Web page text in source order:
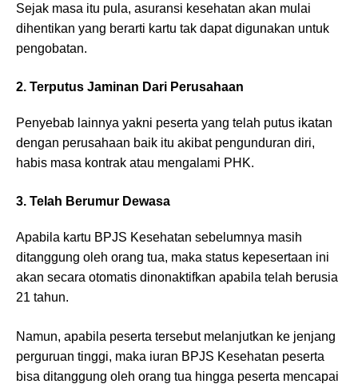
Sejak masa itu pula, asuransi kesehatan akan mulai
dihentikan yang berarti kartu tak dapat digunakan untuk
pengobatan.
2. Terputus Jaminan Dari Perusahaan
Penyebab lainnya yakni peserta yang telah putus ikatan
dengan perusahaan baik itu akibat pengunduran diri,
habis masa kontrak atau mengalami PHK.
3. Telah Berumur Dewasa
Apabila kartu BPJS Kesehatan sebelumnya masih
ditanggung oleh orang tua, maka status kepesertaan ini
akan secara otomatis dinonaktifkan apabila telah berusia
21 tahun.
Namun, apabila peserta tersebut melanjutkan ke jenjang
perguruan tinggi, maka iuran BPJS Kesehatan peserta
bisa ditanggung oleh orang tua hingga peserta mencapai